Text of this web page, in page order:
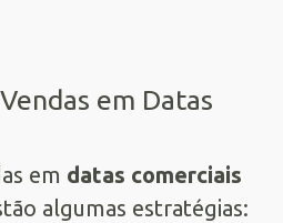
em Datas
em datas comerciais
algumas estratégias: